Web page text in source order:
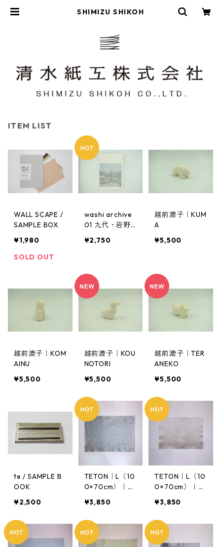
SHIMIZU SHIKOH
ITEM LIST
WALL SCAPE /
SAMPLE BOX
¥1,980
SOLD OUT
washi archive
01 九代・岩野
¥2,750
越前漉子｜KUM
A
¥5,500
越前漉子｜KOM
AINU
¥5,500
越前漉子｜KOU
NOTORI
¥5,500
越前漉子｜TER
ANEKO
¥5,500
te / SAMPLE B
OOK
¥2,500
TETON｜L（10
0×70cm）｜Sil
¥3,850
TETON｜L（10
0×70cm）｜D
¥3,850